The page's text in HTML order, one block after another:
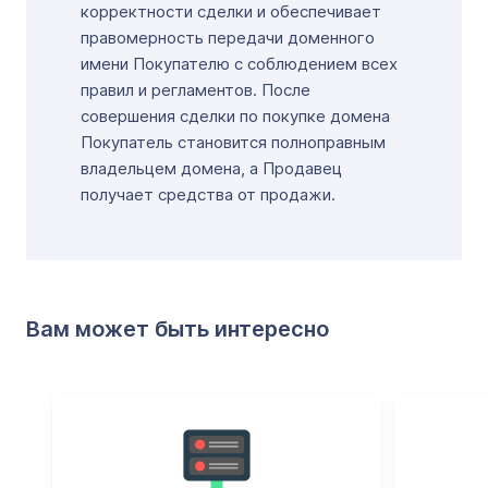
корректности сделки и обеспечивает
правомерность передачи доменного
имени Покупателю с соблюдением всех
правил и регламентов. После
совершения сделки по покупке домена
Покупатель становится полноправным
владельцем домена, а Продавец
получает средства от продажи.
Вам может быть интересно